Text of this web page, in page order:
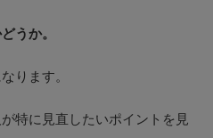
うか。
ります。
特に見直したいポイントを見